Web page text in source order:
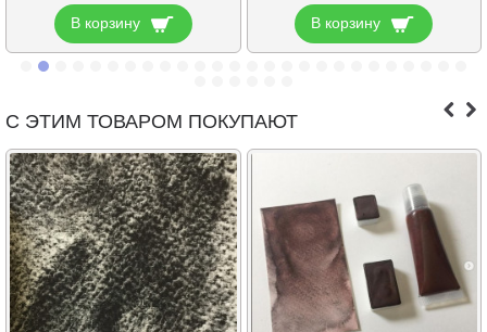
В корзину В корзину
С ЭТИМ ТОВАРОМ ПОКУПАЮТ